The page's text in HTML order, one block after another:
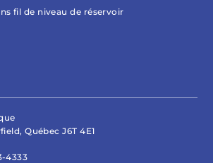
fil de niveau de réservoir
Québec J6T 4E1
4333